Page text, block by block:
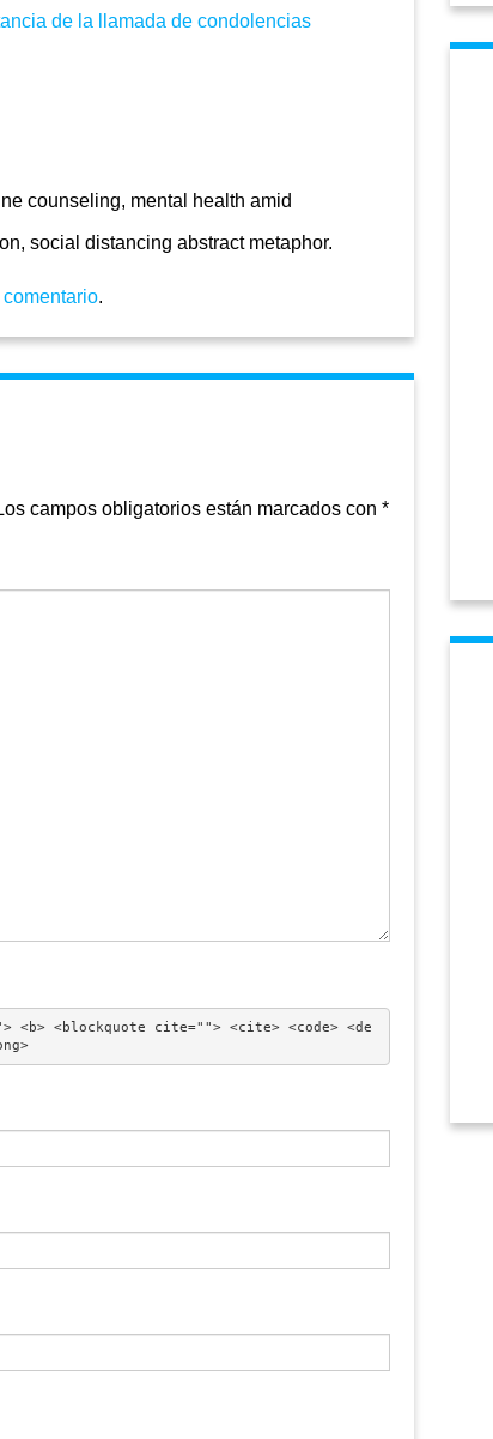
de la llamada de condolencias
counseling, mental health amid
social distancing abstract metaphor.
.
campos obligatorios están marcados con *
<blockquote cite=""> <cite> <code> <de